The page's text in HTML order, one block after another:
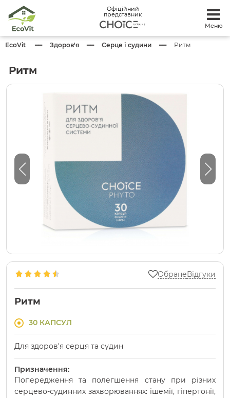
Офіційний
представник
Меню
EcoVit Здоров'я Серце і судини Ритм
Ритм
ОбранеВідгуки
Ритм
30 КАПСУЛ
Для здоров'я серця та судин
Призначення:
Попередження та полегшення стану при різних
серцево-судинних захворюваннях: ішемії, гіпертонії,